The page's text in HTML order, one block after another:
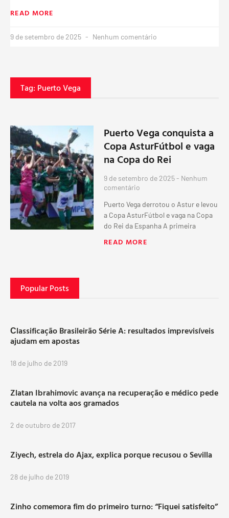
READ MORE
9 de setembro de 2025 Nenhum comentário
Tag: Puerto Vega
Puerto Vega conquista a
Copa AsturFútbol e vaga
na Copa do Rei
9 de setembro de 2025 Nenhum
comentário
Puerto Vega derrotou o Astur e levou
a Copa AsturFútbol e vaga na Copa
do Rei da Espanha A primeira
READ MORE
Popular Posts
Сlassificação Brasileirão Série A: resultados imprevisíveis
ajudam em apostas
18 de julho de 2019
Zlatan Ibrahimovic avança na recuperação e médico pede
cautela na volta aos gramados
2 de outubro de 2017
Ziyech, estrela do Ajax, explica porque recusou o Sevilla
28 de julho de 2019
Zinho comemora fim do primeiro turno: “Fiquei satisfeito”